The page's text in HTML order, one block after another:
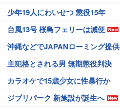
少年19人にわいせつ 懲役15年
台風13号 桜島フェリーは減便
沖縄などでJAPANローミング提供
主犯格とされる男 無期懲役判決
カラオケで15歳少女に性暴行か
ジブリパーク 新施設が誕生へ